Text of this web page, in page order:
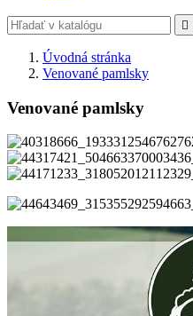

Úvodná stránka
Venované pamlsky
Venované pamlsky